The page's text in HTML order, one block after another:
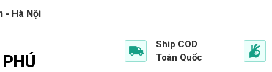
- Hà Nội
Ship COD
Toàn Quốc